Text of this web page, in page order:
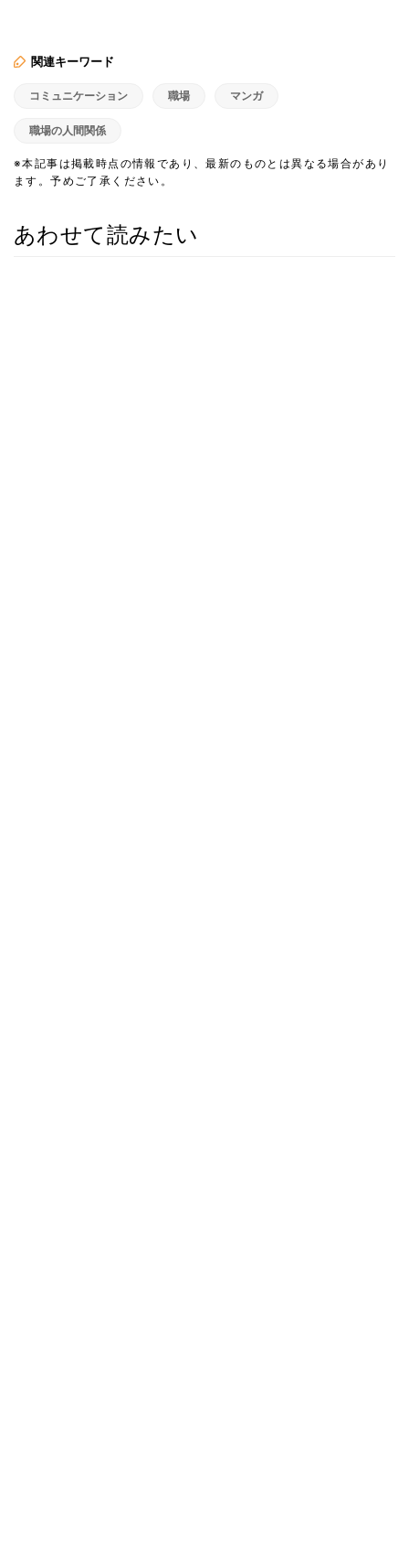
関連キーワード
コミュニケーション 職場 マンガ
職場の人間関係
※本記事は掲載時点の情報であり、最新のものとは異なる場合があり
ます。予めご了承ください。
あわせて読みたい